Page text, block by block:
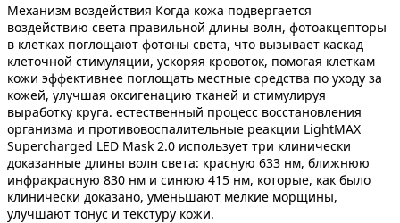
Механизм воздействия Когда кожа подвергается
воздействию света правильной длины волн, фотоакцепторы
в клетках поглощают фотоны света, что вызывает каскад
клеточной стимуляции, ускоряя кровоток, помогая клеткам
кожи эффективнее поглощать местные средства по уходу за
кожей, улучшая оксигенацию тканей и стимулируя
выработку круга. естественный процесс восстановления
организма и противовоспалительные реакции LightMAX
Supercharged LED Mask 2.0 использует три клинически
доказанные длины волн света: красную 633 нм, ближнюю
инфракрасную 830 нм и синюю 415 нм, которые, как было
клинически доказано, уменьшают мелкие морщины,
улучшают тонус и текстуру кожи.